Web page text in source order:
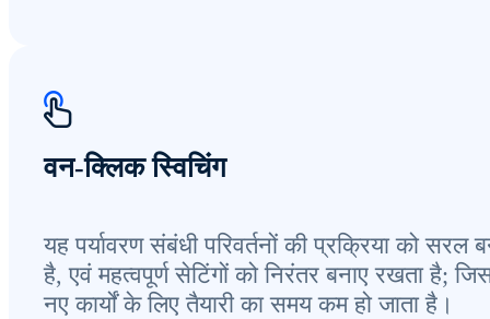
वन-क्लिक स्विचिंग
यह पर्यावरण संबंधी परिवर्तनों की प्रक्रिया को सरल
है, एवं महत्वपूर्ण सेटिंगों को निरंतर बनाए रखता है;
नए कार्यों के लिए तैयारी का समय कम हो जाता है।